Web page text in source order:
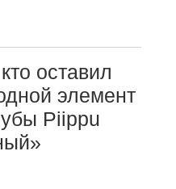
оставил
элемент
Piippu